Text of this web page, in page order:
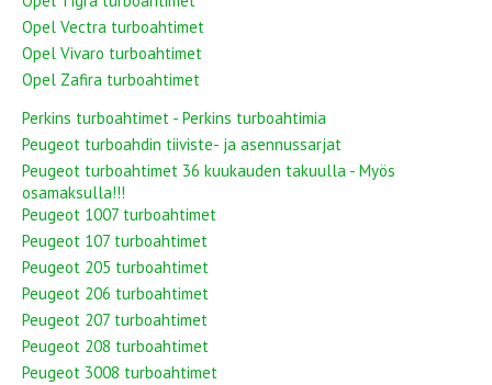
Opel Vectra turboahtimet
Opel Vivaro turboahtimet
Opel Zafira turboahtimet
Perkins turboahtimet - Perkins turboahtimia
Peugeot turboahdin tiiviste- ja asennussarjat
Peugeot turboahtimet 36 kuukauden takuulla - Myös
osamaksulla!!!
Peugeot 1007 turboahtimet
Peugeot 107 turboahtimet
Peugeot 205 turboahtimet
Peugeot 206 turboahtimet
Peugeot 207 turboahtimet
Peugeot 208 turboahtimet
Peugeot 3008 turboahtimet